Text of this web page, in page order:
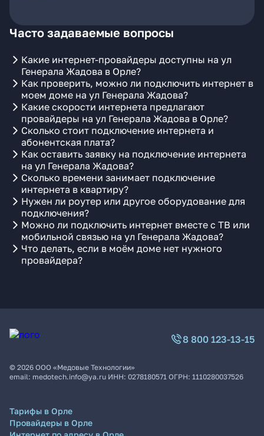
Часто задаваемые вопросы
Какие интернет-провайдеры доступны на ул
Генерала Жадова в Орле?
Как проверить, можно ли подключить интернет в
моем доме на ул Генерала Жадова?
Какие скорости интернета предлагают
провайдеры на ул Генерала Жадова в Орле?
Сколько стоит подключение интернета и
абонентская плата?
Как оставить заявку на подключение интернета
на ул Генерала Жадова?
Сколько времени занимает подключение
интернета в квартиру?
Нужен ли роутер или другое оборудование для
подключения?
Можно ли подключить интернет вместе с ТВ или
мобильной связью на ул Генерала Жадова?
Что делать, если в моём доме нет нужного
провайдера?
8 800 123-13-15
© 2026 ООО «Медовые Технологии»
email: medotech.info@ya.ru ИНН: 0278180571 ОГРН: 1110280037526
Тарифы в Орле
Провайдеры в Орле